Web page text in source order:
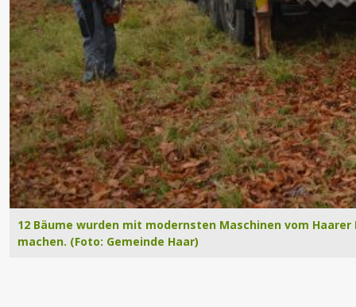
12 Bäume wurden mit modernsten Maschinen vom
machen. (Foto: Gemeinde Haar)